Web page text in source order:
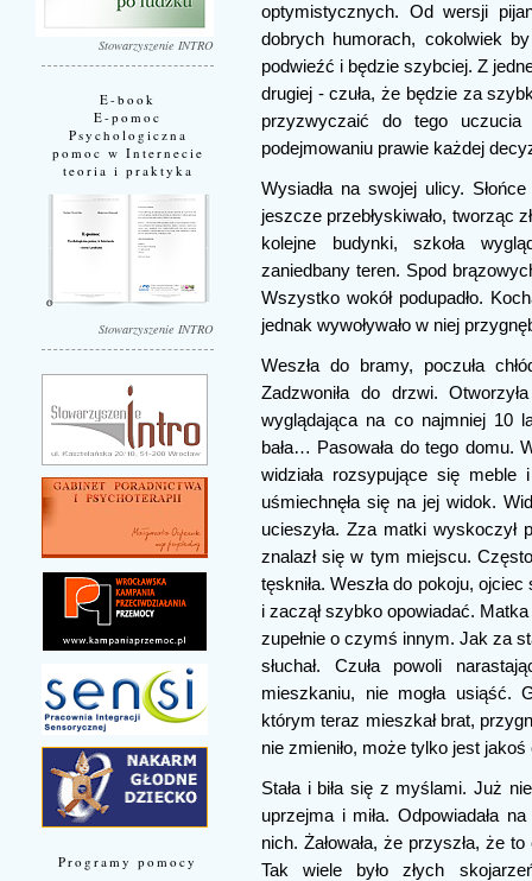
Stowarzyszenie INTRO
E-book
E-pomoc
Psychologiczna
pomoc w Internecie
teoria i praktyka
Stowarzyszenie INTRO
Programy pomocy
optymistycznych. Od wersji
dobrych humorach, cokolwiek
podwieźć i będzie szybciej. Z
drugiej - czuła, że będzie za
przyzwyczaić do tego
podejmowaniu prawie każdej
Wysiadła na swojej ulicy.
jeszcze przebłyskiwało, tworząc
kolejne budynki, szkoła
zaniedbany teren. Spod
Wszystko wokół podupadło.
jednak wywoływało w niej
Weszła do bramy, poczuła
Zadzwoniła do drzwi.
wyglądająca na co najmniej 10
bała… Pasowała do tego domu.
widziała rozsypujące się
uśmiechnęła się na jej widok.
ucieszyła. Zza matki
znalazł się w tym miejscu.
tęskniła. Weszła do pokoju,
i zaczął szybko opowiadać.
zupełnie o czymś innym. Jak za
słuchał. Czuła powoli
mieszkaniu, nie mogła usiąść.
którym teraz mieszkał brat,
nie zmieniło, może tylko jest
Stała i biła się z myślami. Już
uprzejma i miła. Odpowiadała
nich. Żałowała, że przyszła, że
Tak wiele było złych